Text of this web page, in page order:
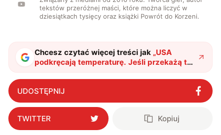
tekstów przeróżnej maści, które można liczyć w
dziesiątkach tysięcy oraz książki Powrót do Korzeni.
Chcesz czytać więcej treści jak „USA
podkręcają temperaturę. Jeśli przekażą tę
broń Ukrainie, sytuacja na wojnie ulegnie
zmianie"?
UDOSTĘPNIJ
TWITTER Kopiuj